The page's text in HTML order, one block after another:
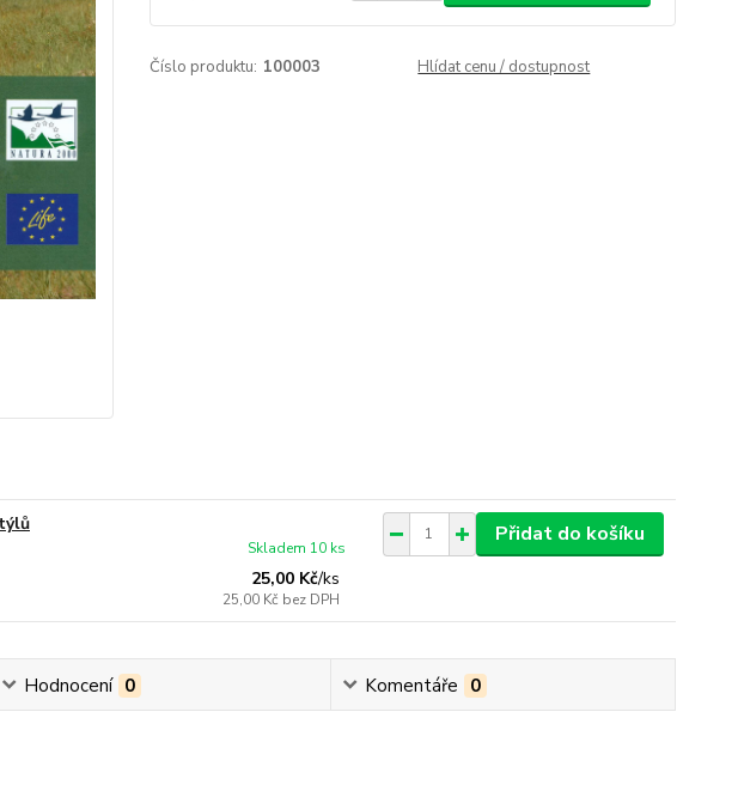
Číslo produktu: 100003 Hlídat cenu / dostupnost
25,00 Kč/ks
25,00 Kč bez DPH
Skladem 10 ks
Přidat do košíku
Hodnocení 0 Komentáře 0